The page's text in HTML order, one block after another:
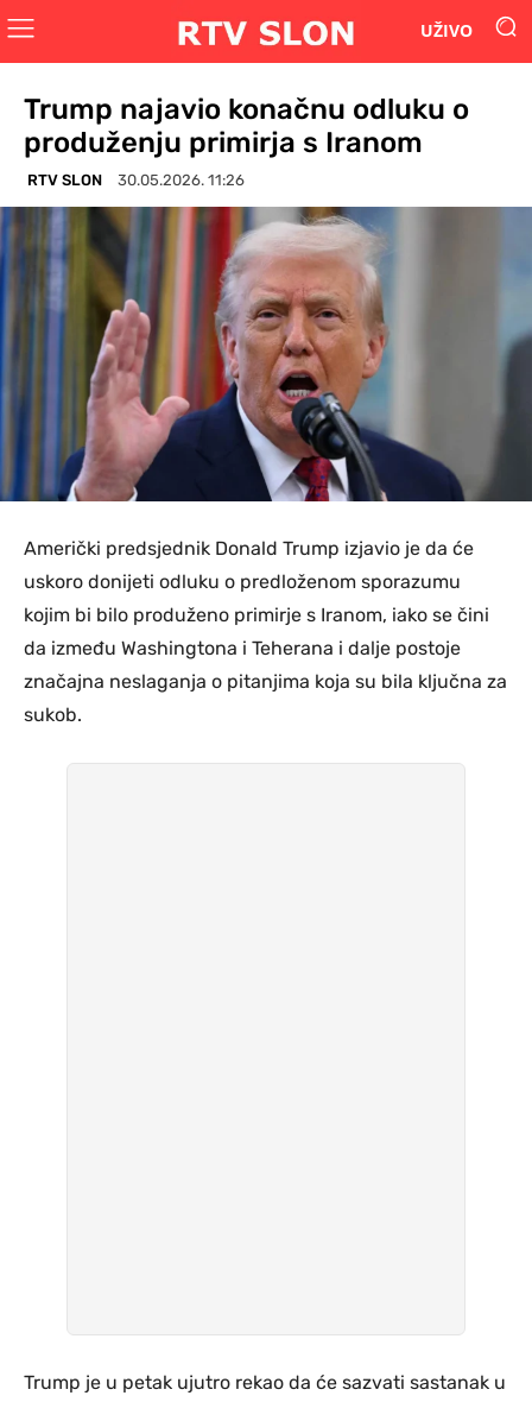
UŽIVO
Trump najavio konačnu odluku o
produženju primirja s Iranom
RTV SLON 30.05.2026. 11:26
Američki predsjednik Donald Trump izjavio je da će
uskoro donijeti odluku o predloženom sporazumu
kojim bi bilo produženo primirje s Iranom, iako se čini
da između Washingtona i Teherana i dalje postoje
značajna neslaganja o pitanjima koja su bila ključna za
sukob.
Trump je u petak ujutro rekao da će sazvati sastanak u